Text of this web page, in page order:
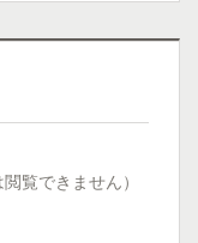
覧できません）